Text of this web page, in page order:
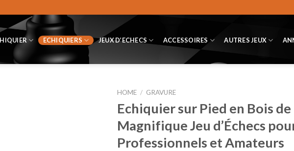
ECHIQUIERS JEUX D’ECHECS ACCESSOIRES AUTRES JEUX
HOME / GRAVURE
Echiquier sur Pied en Bois
Magnifique Jeu d’Échecs
Professionnels et Amateurs